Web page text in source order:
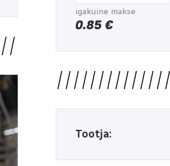
igakuine makse
0.85€
Tootja: